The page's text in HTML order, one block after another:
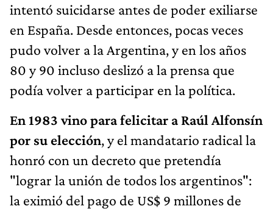
intentó suicidarse antes de poder exiliarse
en España. Desde entonces, pocas veces
pudo volver a la Argentina, y en los años
80 y 90 incluso deslizó a la prensa que
podía volver a participar en la política.
En 1983 vino para felicitar a Raúl Alfonsín
por su elección, y el mandatario radical la
honró con un decreto que pretendía
"lograr la unión de todos los argentinos":
la eximió del pago de US$ 9 millones de